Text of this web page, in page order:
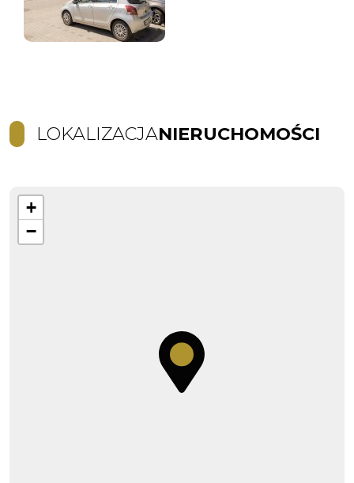
LOKALIZACJANIERUCHOMOŚCI
+
−